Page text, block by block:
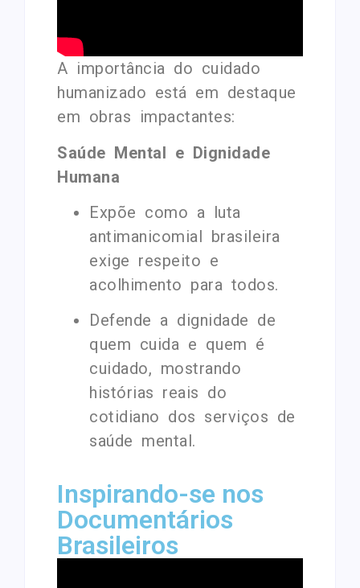
A importância do cuidado
humanizado está em destaque
em obras impactantes:
Saúde Mental e Dignidade
Humana
Expõe como a luta
antimanicomial brasileira
exige respeito e
acolhimento para todos.
Defende a dignidade de
quem cuida e quem é
cuidado, mostrando
histórias reais do
cotidiano dos serviços de
saúde mental.
Inspirando-se nos
Documentários
Brasileiros